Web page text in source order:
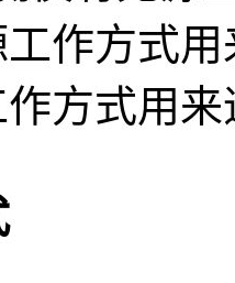
作方式
方式用